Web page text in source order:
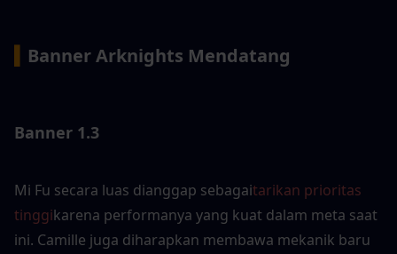
Banner Arknights Mendatang
Banner 1.3
Mi Fu secara luas dianggap sebagaitarikan prioritas
tinggikarena performanya yang kuat dalam meta saat
ini. Camille juga diharapkan membawa mekanik baru